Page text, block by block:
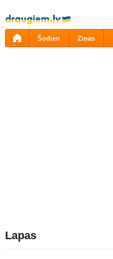
Pāriet
uz
saturu
Šodien Ziņas
Lapas